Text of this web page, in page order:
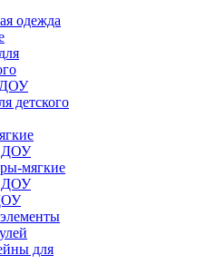
одежда
ДОУ
детского
ДОУ
мягкие
ДОУ
для